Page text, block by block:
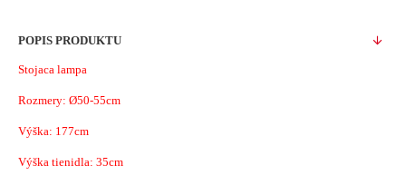
POPIS PRODUKTU
Stojaca lampa
Rozmery: Ø50-55cm
Výška: 177cm
Výška tienidla: 35cm